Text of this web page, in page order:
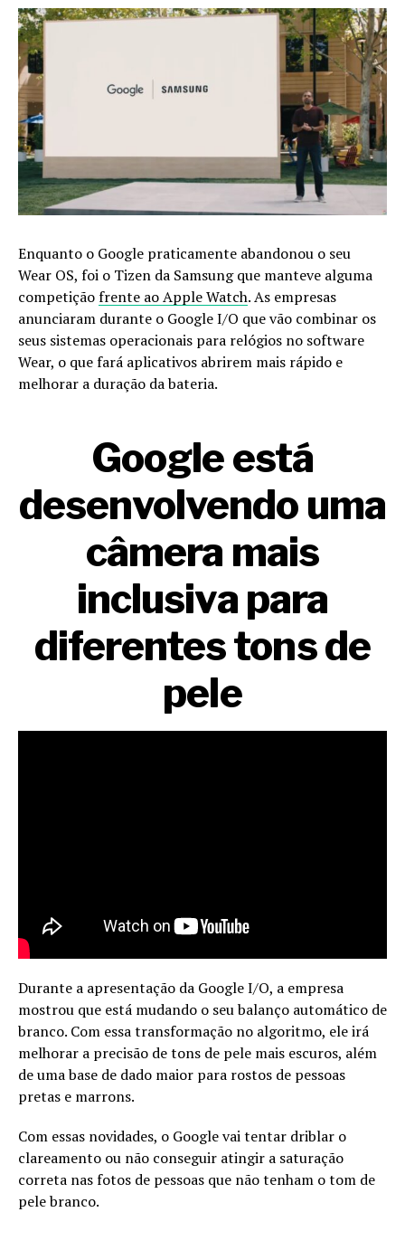
Enquanto o Google praticamente abandonou o seu
Wear OS, foi o Tizen da Samsung que manteve alguma
competiçãofrente ao Apple Watch. As empresas
anunciaram durante o Google I/O que vão combinar os
seus sistemas operacionais para relógios no software
Wear, o que fará aplicativos abrirem mais rápido e
melhorar a duração da bateria.
Google está
desenvolvendo uma
câmera mais
inclusiva para
diferentes tons de
pele
Durante a apresentação da Google I/O, a empresa
mostrou que está mudando o seu balanço automático de
branco. Com essa transformação no algoritmo, ele irá
melhorar a precisão de tons de pele mais escuros, além
de uma base de dado maior para rostos de pessoas
pretas e marrons.
Com essas novidades, o Google vai tentar driblar o
clareamento ou não conseguir atingir a saturação
correta nas fotos de pessoas que não tenham o tom de
pele branco.